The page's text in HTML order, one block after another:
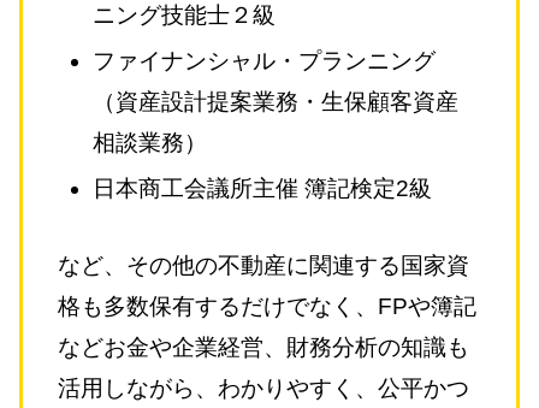
ニング技能士２級
ファイナンシャル・プランニング
（資産設計提案業務・生保顧客資産
相談業務）
日本商工会議所主催 簿記検定2級
など、その他の不動産に関連する国家資
格も多数保有するだけでなく、FPや簿記
などお金や企業経営、財務分析の知識も
活用しながら、わかりやすく、公平かつ